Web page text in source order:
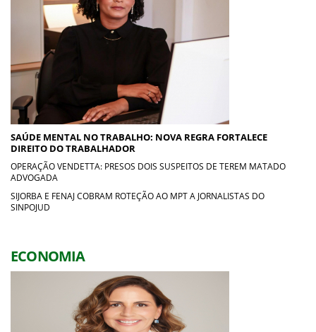
SAÚDE MENTAL NO TRABALHO: NOVA REGRA FORTALECE
DIREITO DO TRABALHADOR
OPERAÇÃO VENDETTA: PRESOS DOIS SUSPEITOS DE TEREM MATADO
ADVOGADA
SIJORBA E FENAJ COBRAM ROTEÇÃO AO MPT A JORNALISTAS DO
SINPOJUD
ECONOMIA